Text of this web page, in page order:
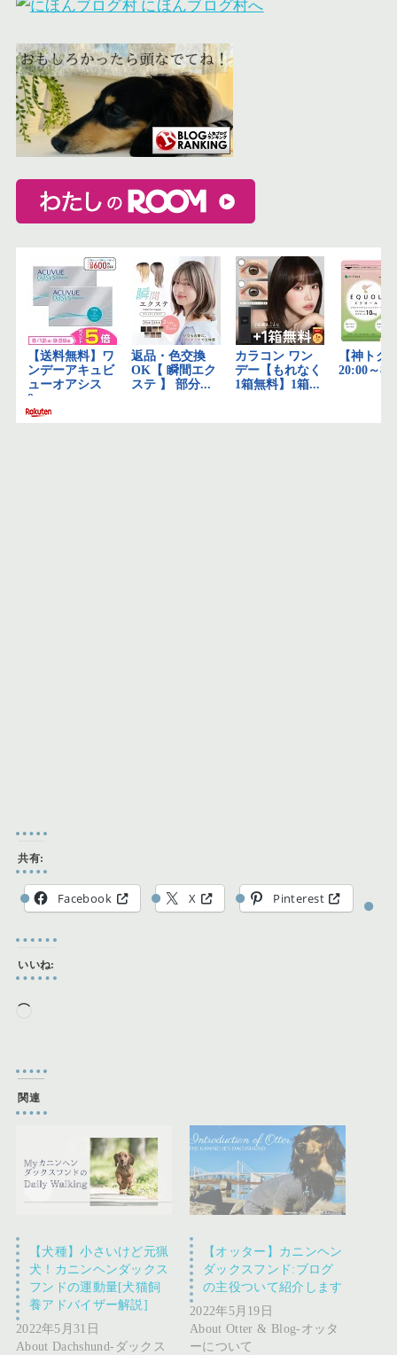
共有:
Facebook X Pinterest
いいね:
み
中…
関連
【犬種】小さいけど元猟
犬！カニンヘンダックス
フンドの運動量[犬猫飼
養アドバイザー解説]
2022年5月31日
About Dachshund-ダックス
【オッター】カニンヘン
ダックスフンド:ブログ
の主役ついて紹介します
2022年5月19日
About Otter & Blog-オッタ
ーについて